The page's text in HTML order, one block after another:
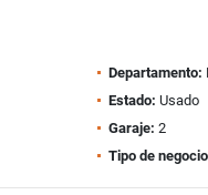
Departamento:
Estado: Usado
Garaje: 2
Tipo de